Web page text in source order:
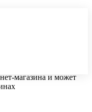
магазина и может